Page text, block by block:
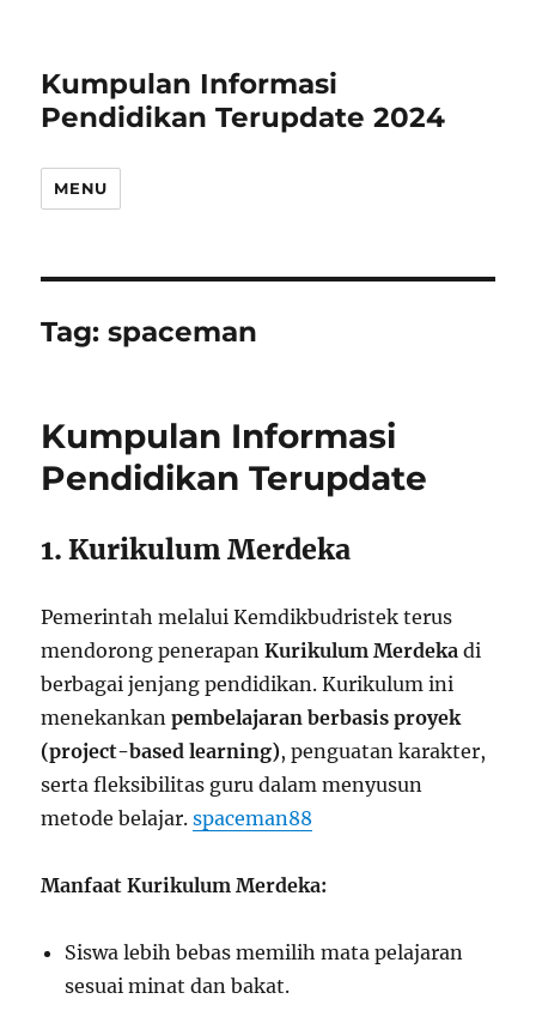
Kumpulan Informasi
Pendidikan Terupdate 2024
MENU
Tag:spaceman
Kumpulan Informasi
Pendidikan Terupdate
1. Kurikulum Merdeka
Pemerintah melalui Kemdikbudristek terus
mendorong penerapanKurikulum Merdeka di
berbagai jenjang pendidikan. Kurikulum ini
menekankanpembelajaran berbasis proyek
(project-based learning), penguatan karakter,
serta fleksibilitas guru dalam menyusun
metode belajar.spaceman88
Manfaat Kurikulum Merdeka:
Siswa lebih bebas memilih mata pelajaran
sesuai minat dan bakat.